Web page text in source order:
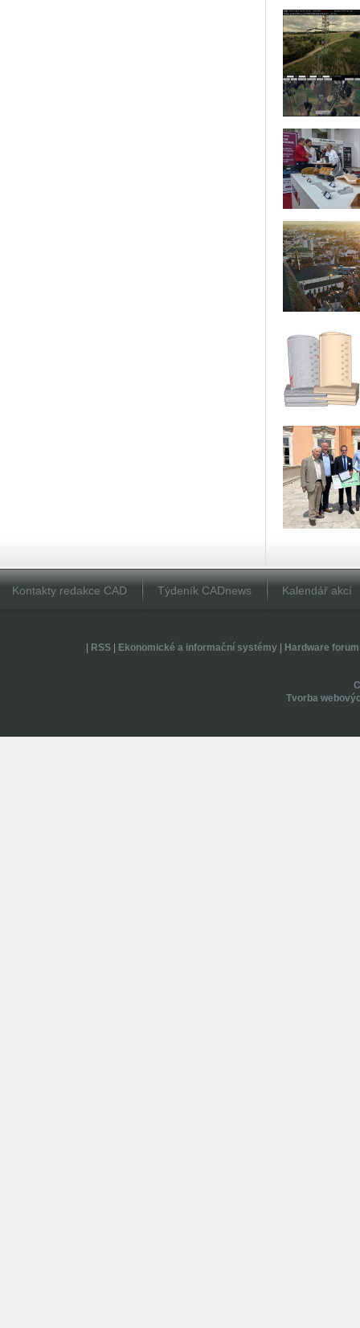
Kontakty redakce CAD Týdeník CADnews Kalendář akcí
RSS| Ekonomické a informační systémy| Hardware forum
Tvorba